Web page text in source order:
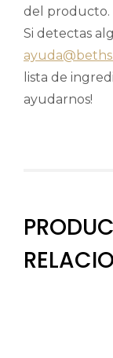
del producto.
Si detectas
lista de
ayudarnos!